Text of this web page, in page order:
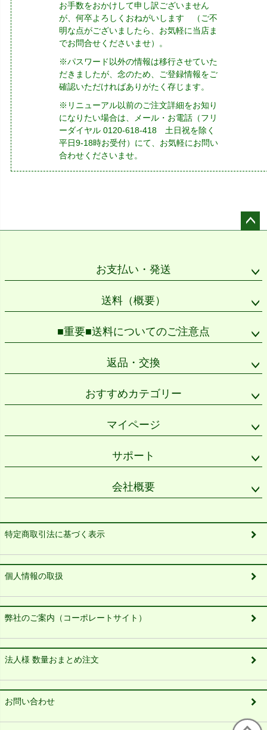
お手数をおかけして申し訳ございません
が、何卒よろしくおねがいします （ご不
明な点がございましたら、お気軽に当店ま
でお問合せくださいませ）。
※パスワード以外の情報は移行させていた
だきましたが、念のため、ご登録情報をご
確認いただければありがたく存じます。
※リニューアル以前のご注文詳細をお知り
になりたい場合は、メール・お電話（フリ
ーダイヤル 0120-618-418 土日祝を除く
平日9-18時お受付）にて、お気軽にお問い
合わせくださいませ。
お支払い・発送
送料（概要）
■重要■送料についてのご注意点
返品・交換
おすすめカテゴリー
マイページ
サポート
会社概要
特定商取引法に基づく表示
個人情報の取扱
弊社のご案内（コーポレートサイト）
法人様 数量おまとめ注文
お問い合わせ